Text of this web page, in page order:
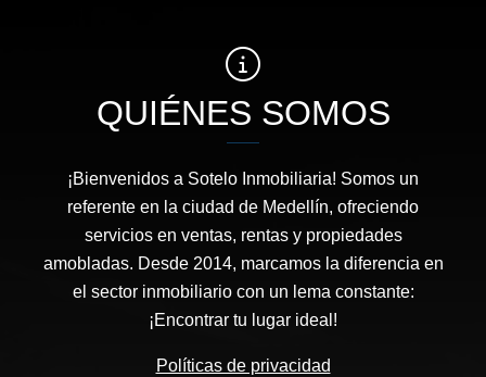
QUIÉNES SOMOS
¡Bienvenidos a Sotelo Inmobiliaria! Somos un
referente en la ciudad de Medellín, ofreciendo
servicios en ventas, rentas y propiedades
amobladas. Desde 2014, marcamos la diferencia en
el sector inmobiliario con un lema constante:
¡Encontrar tu lugar ideal!
Políticas de privacidad